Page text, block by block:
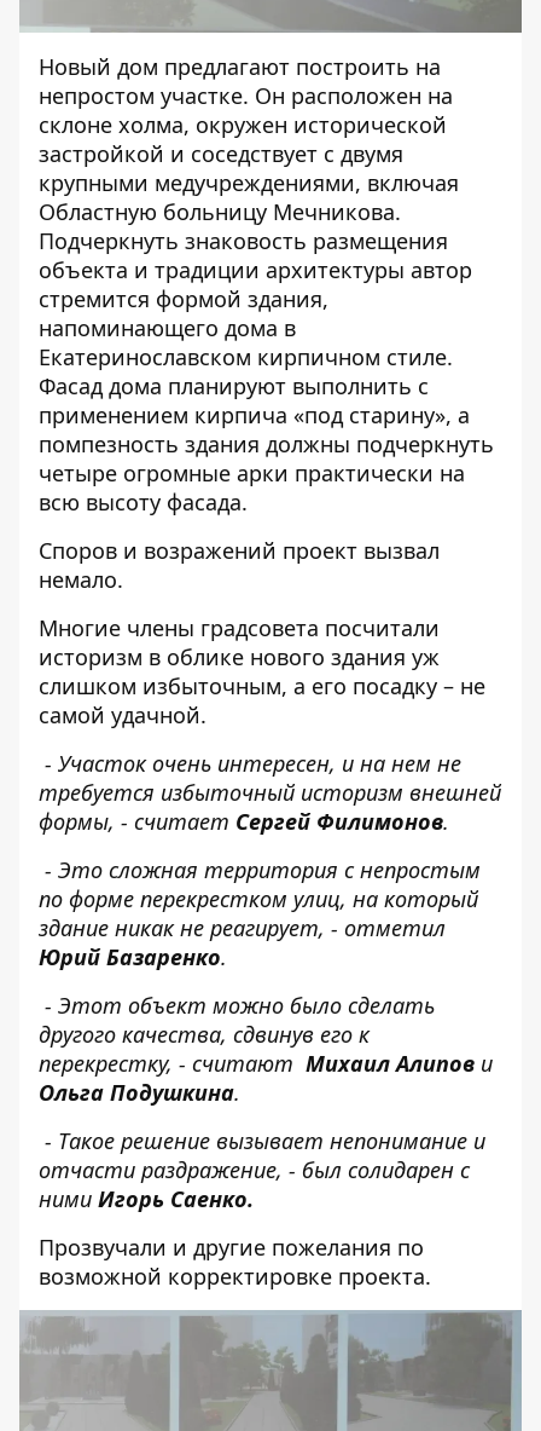
Новый дом предлагают построить на
непростом участке. Он расположен на
склоне холма, окружен исторической
застройкой и соседствует с двумя
крупными медучреждениями, включая
Областную больницу Мечникова.
Подчеркнуть знаковость размещения
объекта и традиции архитектуры автор
стремится формой здания,
напоминающего дома в
Екатеринославском кирпичном стиле.
Фасад дома планируют выполнить с
применением кирпича «под старину», а
помпезность здания должны подчеркнуть
четыре огромные арки практически на
всю высоту фасада.
Споров и возражений проект вызвал
немало.
Многие члены градсовета посчитали
историзм в облике нового здания уж
слишком избыточным, а его посадку – не
самой удачной.
- Участок очень интересен, и на нем не
требуется избыточный историзм внешней
формы, - считает Сергей Филимонов.
- Это сложная территория с непростым
по форме перекрестком улиц, на который
здание никак не реагирует, - отметил
Юрий Базаренко.
- Этот объект можно было сделать
другого качества, сдвинув его к
перекрестку, - считают Михаил Алипов и
Ольга Подушкина.
- Такое решение вызывает непонимание и
отчасти раздражение, - был солидарен с
ними Игорь Саенко.
Прозвучали и другие пожелания по
возможной корректировке проекта.